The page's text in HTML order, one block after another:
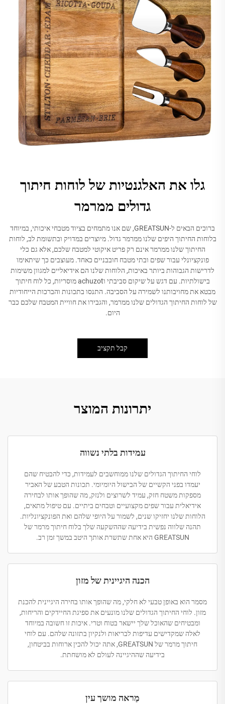
גלו את האלגנטיות של לוחות חיתוך
גדולים ממרמר
ברוכים הבאים ל-GREATSUN, שם אנו מתמחים בציוד מטבחי איכותי, במיוחד
בלוחות החיתוך היפים שלנו ממרמר גדול. מיוצרים במדויק ובתשומת לב, לוחות
החיתוך שלנו ממרמר אינם רק פריט איקוטי למטבח שלכם, אלא גם כלי
פונקציונלי עבור שפים ובתי מטבח חובבניים כאחד. מעוצבים כך שיתאימו
לדרישות הגבוהות ביותר באיכות, הלוחות שלנו הם אידיאליים למגוון משימות
בישולתיות. עם דגש על שיקום סביבתי וachuzot מוסריות, כל לוח חיתוך
מבטא את מחויבותנו לשמירה על הסביבה. התנסו בתכונות והברכות הייחודיות
של לוחות החיתוך הגדולים שלנו ממרמר, והגבירו את חוויית המטבח שלכם כבר
היום.
קבל תקציב
יתרונות המוצר
עמידות בלתי נשווה
לוחי החיתוך הגדולים שלנו ממוחשבים לעמידות, כדי להבטיח שהם
יעמדו בפני הקשיים של הבישול היומיומי. תכונות הטבע של האביר
מספקות משטח חזק, עמיד לשרוצים ולנזק, מה שהופך אותו לבחירה
אידיאלית עבור שפים מקצועיים וטבחים ביתיים. עם טיפול מתאים,
הלוחות שלנו יחזיקו שנים, לשמור על היופי שלהם ואת הפונקציונליות.
תהנה שלווה נפשית בידיעה שההשקעה שלך בלוח חיתוך מרמר של
GREATSUN היא אחת שתשרת אותך היטב במשך זמן רב.
הכנה היגיינית של מזון
מסמר הוא באופן טבעי לא חלקי, מה שהופך אותו בחירה היגיינית להכנת
מזון. לוחי החיתוך הגדולים שלנו מונעים את ספיגת החיידקים והריחות,
ומבטיחים שהאוכל שלך יישאר בטוח וטרי. איכות זו חשובה במיוחד
לאלה שמקדישים עדיפות לבריאות ולנקיון בתזונה שלהם. עם לוחי
חיתוך מרמר של GREATSUN, אתה יכול להכין ארוחות בביטחון,
בידיעה שההיגיינה לעולם לא מושחתת.
מַראה מושך עין